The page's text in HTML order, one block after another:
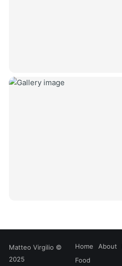
Matteo Virgilio ©
2025
Home About
Food